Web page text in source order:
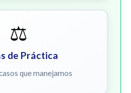
⚖️
de Práctica
que manejamos